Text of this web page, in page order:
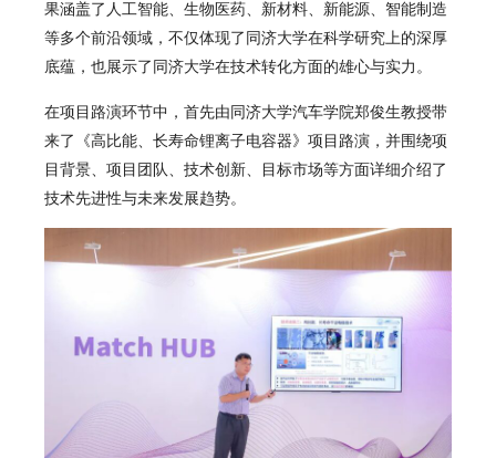
果涵盖了人工智能、生物医药、新材料、新能源、智能制造
等多个前沿领域，不仅体现了同济大学在科学研究上的深厚
底蕴，也展示了同济大学在技术转化方面的雄心与实力。
在项目路演环节中，首先由同济大学汽车学院郑俊生教授带
来了《高比能、长寿命锂离子电容器》项目路演，并围绕项
目背景、项目团队、技术创新、目标市场等方面详细介绍了
技术先进性与未来发展趋势。